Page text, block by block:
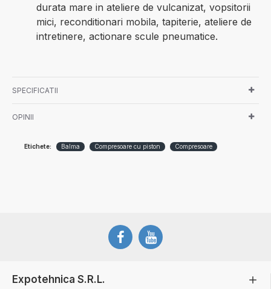
durata mare in ateliere de vulcanizat, vopsitorii
mici, reconditionari mobila, tapiterie, ateliere de
intretinere, actionare scule pneumatice.
SPECIFICATII
OPINII
Etichete: Balma Compresoare cu piston Compresoare
Expotehnica S.R.L.